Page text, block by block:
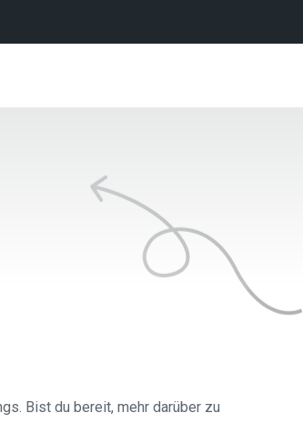
Bist du bereit, mehr darüber zu